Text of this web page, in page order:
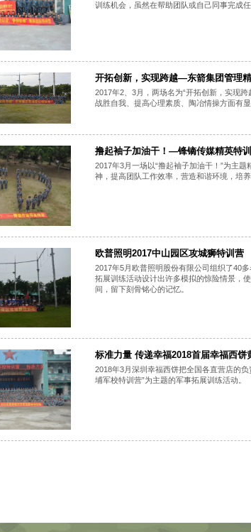
训练机会，虽然在帮助团队或自己同事完成
开拓创新，实现跨越—东箭集团管理
2017年2、3月，两场名为“开拓创新，实现
战胜自我、提高心理素质、陶冶情操方面有显
撸起袖子加油干！—锋镝传媒精英特训
2017年3月一场以“撸起袖子加油干！”为主
神，提高团队工作效率，营造和谐环境，培
欧普照明2017中山园区攻城狮特训营
2017年5月欧普照明股份有限公司组织了40
拓展训练活动设计出许多模拟的惊险情景，
间，留下刻骨铭心的记忆。
标准力量 传递幸福2018首届幸福西饼
2018年3月深圳幸福西饼把全国各直营店的
埔军校特训营”为主题的军事拓展训练活动。